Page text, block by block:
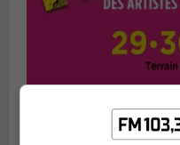
Publié le 1 août 2026 à 16h03